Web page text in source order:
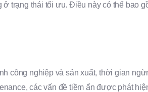
ở trạng thái tối ưu. Điều này có thể bao
công nghiệp và sản xuất, thời gian
các vấn đề tiềm ẩn được phát